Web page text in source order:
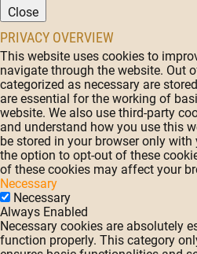
Close
PRIVACY OVERVIEW
This website uses cookies to
navigate through the website. Out
categorized as necessary are
are essential for the working of
website. We also use third-party
and understand how you use this
be stored in your browser only
the option to opt-out of these
of these cookies may affect your
Necessary
Necessary
Always Enabled
Necessary cookies are absolutely
function properly. This category